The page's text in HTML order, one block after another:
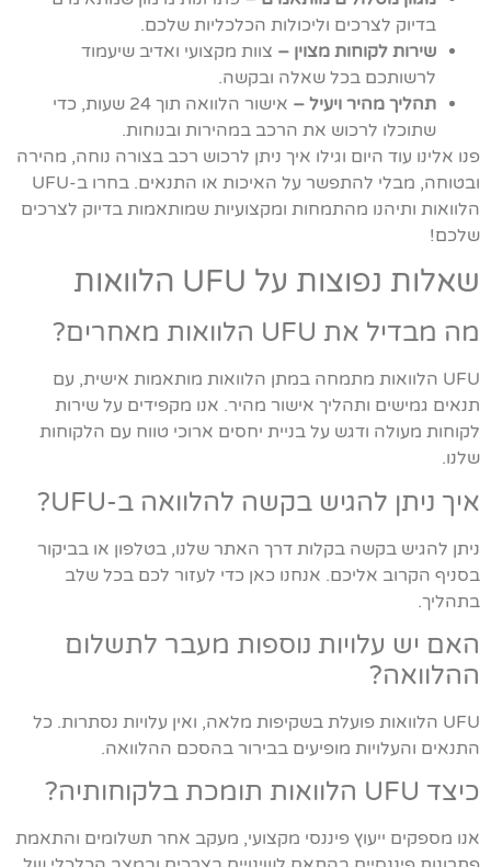
בדיוק לצרכים וליכולות הכלכליות שלכם.
שירות לקוחות מצוין – צוות מקצועי ואדיב שיעמוד
לרשותכם בכל שאלה ובקשה.
תהליך מהיר ויעיל –
אישור הלוואה תוך 24 שעות, כדי
שתוכלו לרכוש את הרכב במהירות ובנוחות.
פנו אלינו עוד היום וגילו איך ניתן לרכוש רכב בצורה נוחה, מהירה
ובטוחה, מבלי להתפשר על האיכות או התנאים. בחרו ב-UFU
הלוואות ותיהנו מהתמחות ומקצועיות שמותאמות בדיוק לצרכים
שלכם!
שאלות נפוצות על UFU הלוואות
מה מבדיל את UFU הלוואות מאחרים?
UFU הלוואות מתמחה במתן הלוואות מותאמות אישית, עם
תנאים גמישים ותהליך אישור מהיר. אנו מקפידים על שירות
לקוחות מעולה ודגש על בניית יחסים ארוכי טווח עם הלקוחות
שלנו.
איך ניתן להגיש בקשה להלוואה ב-UFU?
ניתן להגיש בקשה בקלות דרך האתר שלנו, בטלפון או בביקור
בסניף הקרוב אליכם. אנחנו כאן כדי לעזור לכם בכל שלב
בתהליך.
האם יש עלויות נוספות מעבר לתשלום
ההלוואה?
UFU הלוואות פועלת בשקיפות מלאה, ואין עלויות נסתרות. כל
התנאים והעלויות מופיעים בבירור בהסכם ההלוואה.
כיצד UFU הלוואות תומכת בלקוחותיה?
אנו מספקים ייעוץ פיננסי מקצועי, מעקב אחר תשלומים והתאמת